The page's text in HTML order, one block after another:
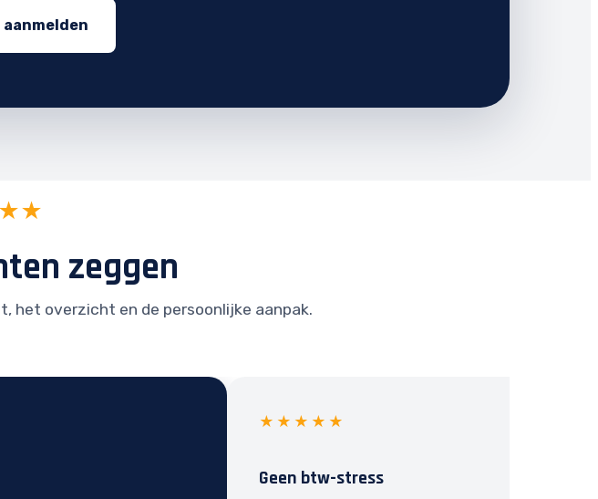
zeggen
het overzicht en de persoonlijke aanpak.
★★★★★
Geen btw-stress